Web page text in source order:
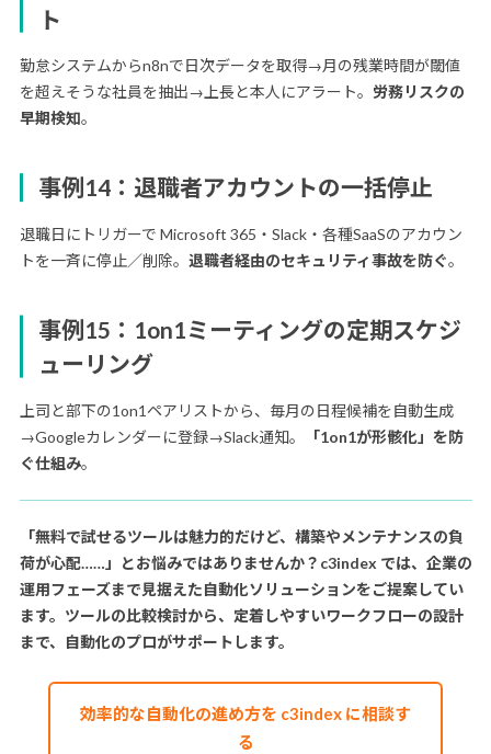
ト
勤怠システムからn8nで日次データを取得→月の残業時間が閾値
を超えそうな社員を抽出→上長と本人にアラート。 労務リスクの
早期検知。
事例14：退職者アカウントの一括停止
退職日にトリガーで Microsoft 365・Slack・各種SaaSのアカウン
トを一斉に停止／削除。 退職者経由のセキュリティ事故を防ぐ。
事例15：1on1ミーティングの定期スケジ
ューリング
上司と部下の1on1ペアリストから、毎月の日程候補を自動生成
→Googleカレンダーに登録→Slack通知。
「1on1が形骸化」を防
ぐ仕組み。
「無料で試せるツールは魅力的だけど、構築やメンテナンスの負
荷が心配……」とお悩みではありませんか？c3index では、企業の
運用フェーズまで見据えた自動化ソリューションをご提案してい
ます。ツールの比較検討から、定着しやすいワークフローの設計
まで、自動化のプロがサポートします。
効率的な自動化の進め方を c3index に相談す
る